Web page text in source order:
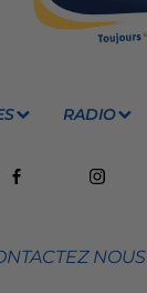
RADIO
NOUS